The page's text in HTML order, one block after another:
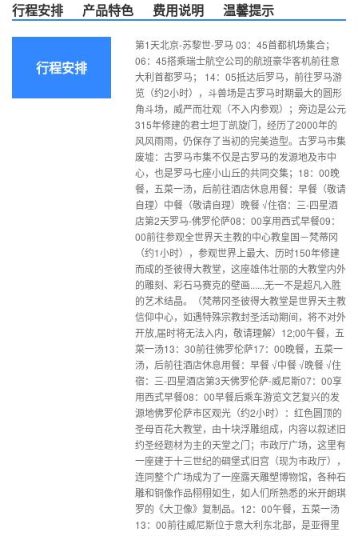
行程安排 产品特色 费用说明 温馨提示
行程安排
第1天北京-苏黎世-罗马 03：45首都机场集合；
06：45搭乘瑞士航空公司的航班豪华客机前往意
大利首都罗马； 14：05抵达后罗马，前往罗马游
览（约2小时），斗兽场是古罗马时期最大的圆形
角斗场，威严而壮观（不入内参观）；旁边是公元
315年修建的君士坦丁凯旋门，经历了2000年的
风风雨雨，仍保存了当初的完美造型。古罗马市集
废墟：古罗马市集不仅是古罗马的发源地及市中
心，也是罗马七座小山丘的共同交集；18：00晚
餐，五菜一汤，后前往酒店休息用餐：早餐（敬请
自理）中餐（敬请自理）晚餐 √住宿：三-四星酒
店第2天罗马-佛罗伦萨08：00享用西式早餐09：
00前往参观全世界天主教的中心教皇国－梵蒂冈
（约1小时），参观世界上最大、历时150年修建
而成的圣彼得大教堂，这座雄伟壮丽的大教堂内外
的雕刻、彩石马赛克的壁画......无一不是超凡入胜
的艺术结晶。（梵蒂冈圣彼得大教堂是世界天主教
信仰中心，如遇特殊宗教封圣活动期间，将不对外
开放,届时将无法入内，敬请理解）12;00午餐，五
菜一汤13：30前往佛罗伦萨17：00晚餐，五菜一
汤，后前往酒店休息用餐：早餐 √中餐 √晚餐 √住
宿：三-四星酒店第3天佛罗伦萨-威尼斯07：00享
用西式早餐08：00早餐后乘车游览文艺复兴的发
源地佛罗伦萨市区观光（约2小时）：红色圆顶的
圣母百花大教堂，由十块浮雕组成，内容以叙述旧
约圣经题材为主的天堂之门；市政厅广场，这里有
一座建于十三世纪的碉堡式旧宫（现为市政厅），
连同整个广场成为了一座露天雕塑博物馆，各种石
雕和铜像作品栩栩如生，如人们所熟悉的米开朗琪
罗的《大卫像》复制品。12：00午餐，五菜一汤
13：00前往威尼斯位于意大利东北部，是亚得里